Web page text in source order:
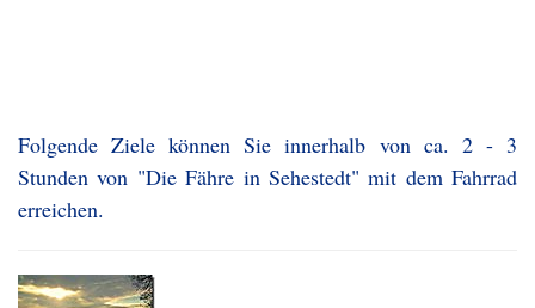
Folgende Ziele können Sie innerhalb von ca. 2 - 3
Stunden von "Die Fähre in Sehestedt" mit dem Fahrrad
erreichen.